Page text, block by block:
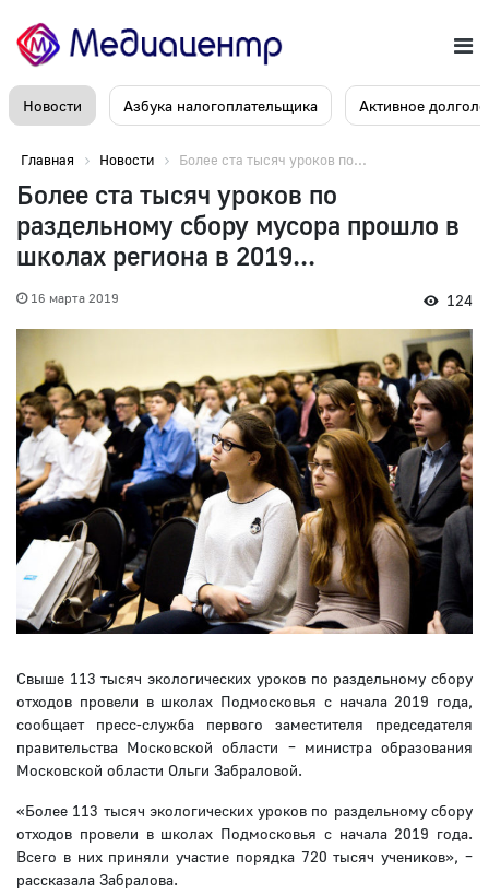
Новости Азбука налогоплательщика Активное
Главная Новости Более ста тысяч уроков по...
Более ста тысяч уроков по
раздельному сбору мусора прошло в
школах региона в 2019...
16 марта 2019 124
Свыше 113 тысяч экологических уроков по раздельному сбору
отходов провели в школах Подмосковья с начала 2019 года,
сообщает пресс-служба первого заместителя председателя
правительства Московской области – министра образования
Московской области Ольги Забраловой.
«Более 113 тысяч экологических уроков по раздельному сбору
отходов провели в школах Подмосковья с начала 2019 года.
Всего в них приняли участие порядка 720 тысяч учеников», –
рассказала Забралова.